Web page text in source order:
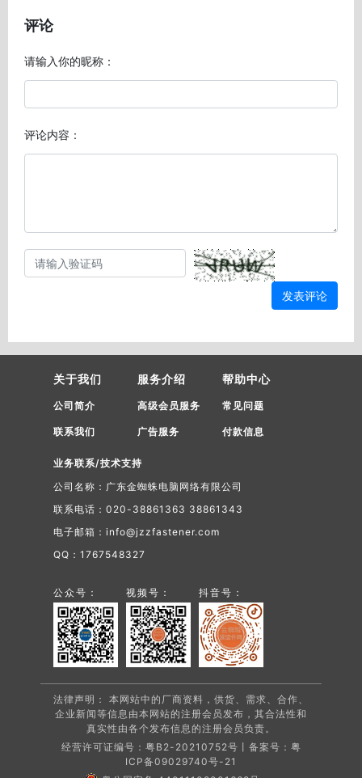
评论
请输入你的昵称：
评论内容：
发表评论
关于我们
公司简介
联系我们
服务介绍
高级会员服务
广告服务
帮助中心
常见问题
付款信息
业务联系/技术支持
公司名称：广东金蜘蛛电脑网络有限公司
联系电话：020-38861363 38861343
电子邮箱：info@jzzfastener.com
QQ：1767548327
公众号： 视频号： 抖音号：
法律声明： 本网站中的厂商资料，供货、需求、合作、
企业新闻等信息由本网站的注册会员发布，其合法性和
真实性由各个发布信息的注册会员负责。
经营许可证编号：粤B2-20210752号丨备案号： 粤
ICP备09029740号-21